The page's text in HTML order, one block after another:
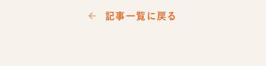
記事一覧に戻る